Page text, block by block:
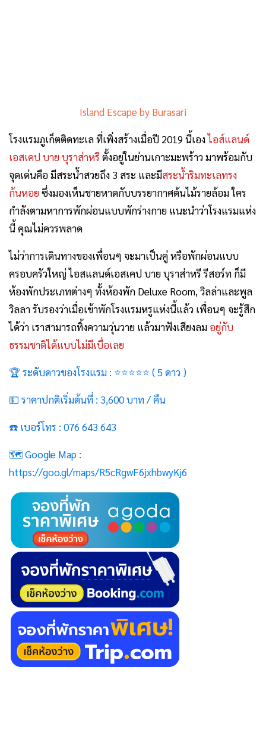
Island Escape by Burasari
โรงแรมภูเก็ตติดทะเล ที่เพิ่งสร้างเมื่อปี 2019 นี้เองไอส์แลนด์
เอสเคป บาย บุราส่าหรีตั้งอยู่ในย่านเกาะมะพร้าว มาพร้อมกับ
จุดเด่นคือ มีสระน้ำสวยถึง 3 สระ และมีสระน้ำริมทะเลทรง
ก้นหอยซึ่งมองเห็นชายหาดกับบรรยากาศต้นไม้รายล้อม ใคร
กำลังตามหาการพักผ่อนแบบพักร่างกาย แนะนำว่าโรงแรมแห่ง
นี้ คุณไม่ควรพลาด
ไม่ว่าการเดินทางของเพื่อนๆ จะมาเป็นคู่ หรือพักผ่อนแบบ
ครอบครัวใหญ่ ไอสแลนด์เอสเคป บาย บุราส่าหรี รีสอร์ท ก็มี
ห้องพักประเภทต่างๆ ทั้งห้องพัก Deluxe Room, วิลล่าและพูล
วิลลา รับรองว่าเมื่อเข้าพักโรงแรมหรูแห่งนี้แล้ว เพื่อนๆ จะรู้สึก
ได้ว่า เราสามารถทิ้งความวุ่นวาย แล้วมาฟังเสียงลม อยู่กับ
ธรรมชาติได้แบบไม่มีเบื่อเลย
🏆 ระดับดาวของโรงแรม : ⭐⭐⭐⭐⭐ ( 5 ดาว )
💵 ราคาปกติเริ่มต้นที่ : 3,600 บาท / คืน
☎️ เบอร์โทร : 076 643 643
🗺️ Google Map :
https://goo.gl/maps/R5cRgwF6jxhbwyKj6